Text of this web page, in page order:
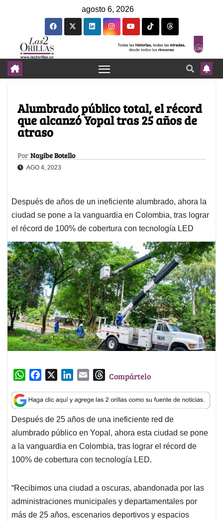
agosto 6, 2026
Alumbrado público total, el récord
que alcanzó Yopal tras 25 años de
atraso
Por Nayibe Botello
AGO 4, 2023
Después de años de un ineficiente alumbrado, ahora la
ciudad se pone a la vanguardia en Colombia, tras lograr
el récord de 100% de cobertura con tecnología LED
W
a
t
s
A
p
p
c
e
b
o
o
k
n
k
e
d
I
n
a
i
l
T
r
e
a
d
s
Compártelo
Después de 25 años de una ineficiente red de
alumbrado público en Yopal, ahora esta ciudad se pone
a la vanguardia en Colombia, tras lograr el récord de
100% de cobertura con tecnología LED.
“Recibimos una ciudad a oscuras, abandonada por las
administraciones municipales y departamentales por
más de 25 años, escenarios deportivos y espacios